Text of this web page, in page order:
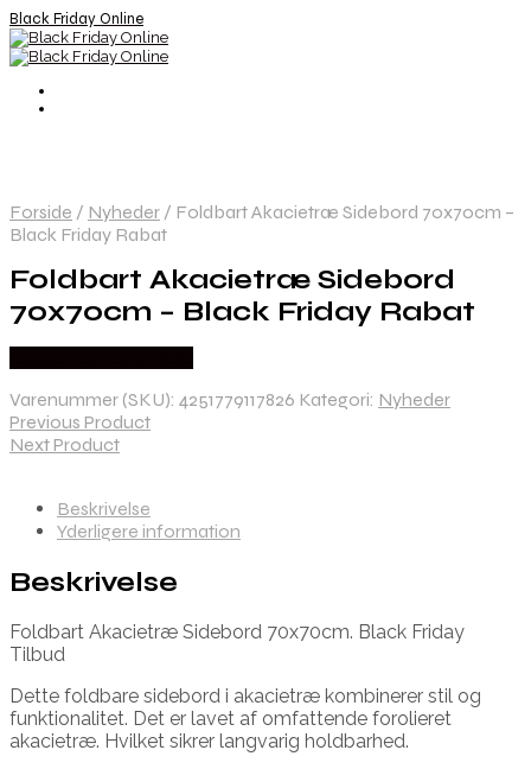
Black Friday Online
Forside / Nyheder / Foldbart Akacietræ Sidebord 70x70cm –
Black Friday Rabat
Foldbart Akacietræ Sidebord
70x70cm – Black Friday Rabat
Varenummer (SKU): 4251779117826 Kategori: Nyheder
Previous Product
Next Product
Beskrivelse
Yderligere information
Beskrivelse
Foldbart Akacietræ Sidebord 70x70cm. Black Friday
Tilbud
Dette foldbare sidebord i akacietræ kombinerer stil og
funktionalitet. Det er lavet af omfattende forolieret
akacietræ. Hvilket sikrer langvarig holdbarhed.